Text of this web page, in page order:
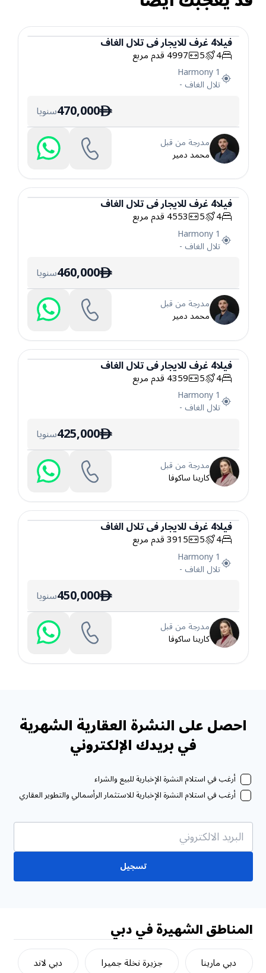
فيلا
فيلا4غرفللايجارفيتلال الغاف
4
5
4997قدم مربع
Harmony 1
تلال الغاف -
ê
470,000سنويا
مدرجة من قبل
محمد دمير
فيلا
فيلا4غرفللايجارفيتلال الغاف
4
5
4553قدم مربع
Harmony 1
تلال الغاف -
ê
460,000سنويا
مدرجة من قبل
محمد دمير
فيلا
فيلا4غرفللايجارفيتلال الغاف
4
5
4359قدم مربع
Harmony 1
تلال الغاف -
ê
425,000سنويا
مدرجة من قبل
كارينا ساكوفا
فيلا
فيلا4غرفللايجارفيتلال الغاف
4
5
3915قدم مربع
Harmony 1
تلال الغاف -
ê
450,000سنويا
مدرجة من قبل
كارينا ساكوفا
احصل على النشرة العقارية الشهرية
في بريدك الإلكتروني
أرغب في استلام النشرة الإخبارية للبيع والشراء
أرغب في استلام النشرة الإخبارية للاستثمار الرأسمالي والتطوير العقاري
تسجيل
المناطق الشهيرة في دبي
دبي مارينا جزيرة نخلة جميرا دبي لاند